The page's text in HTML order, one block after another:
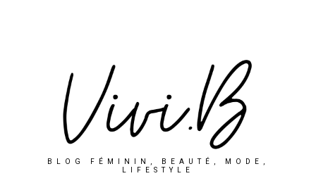
BLOG FÉMININ, BEAUTÉ, MODE,
LIFESTYLE